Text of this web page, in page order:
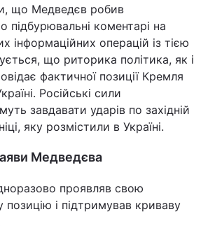
що Медведєв робив
підбурювальні коментарі на
інформаційних операцій із тією
що риторика політика, як і
фактичної позиції Кремля
Російські сили
завдавати ударів по західній
яку розмістили в Україні.
Медведєва
проявляв свою
позицію і підтримував криваву